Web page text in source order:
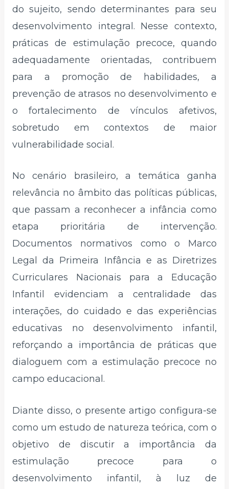
do sujeito, sendo determinantes para seu
desenvolvimento integral. Nesse contexto,
práticas de estimulação precoce, quando
adequadamente orientadas, contribuem
para a promoção de habilidades, a
prevenção de atrasos no desenvolvimento e
o fortalecimento de vínculos afetivos,
sobretudo em contextos de maior
vulnerabilidade social.
No cenário brasileiro, a temática ganha
relevância no âmbito das políticas públicas,
que passam a reconhecer a infância como
etapa prioritária de intervenção.
Documentos normativos como o Marco
Legal da Primeira Infância e as Diretrizes
Curriculares Nacionais para a Educação
Infantil evidenciam a centralidade das
interações, do cuidado e das experiências
educativas no desenvolvimento infantil,
reforçando a importância de práticas que
dialoguem com a estimulação precoce no
campo educacional.
Diante disso, o presente artigo configura-se
como um estudo de natureza teórica, com o
objetivo de discutir a importância da
estimulação precoce para o
desenvolvimento infantil, à luz de